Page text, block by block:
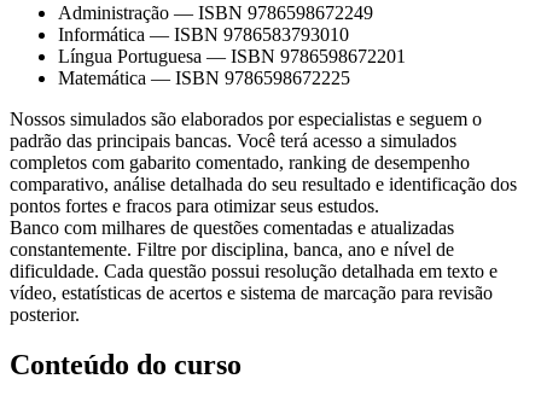
Administração — ISBN 9786598672249
Informática — ISBN 9786583793010
Língua Portuguesa — ISBN 9786598672201
Matemática — ISBN 9786598672225
Nossos simulados são elaborados por especialistas e seguem o
padrão das principais bancas. Você terá acesso a simulados
completos com gabarito comentado, ranking de desempenho
comparativo, análise detalhada do seu resultado e identificação dos
pontos fortes e fracos para otimizar seus estudos.
Banco com milhares de questões comentadas e atualizadas
constantemente. Filtre por disciplina, banca, ano e nível de
dificuldade. Cada questão possui resolução detalhada em texto e
vídeo, estatísticas de acertos e sistema de marcação para revisão
posterior.
Conteúdo do curso